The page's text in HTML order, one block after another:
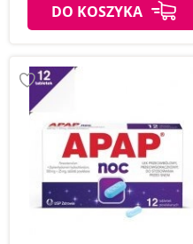
DO KOSZYKA